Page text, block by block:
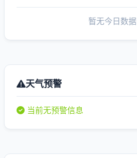
暂无今日数据
天气预警
当前无预警信息